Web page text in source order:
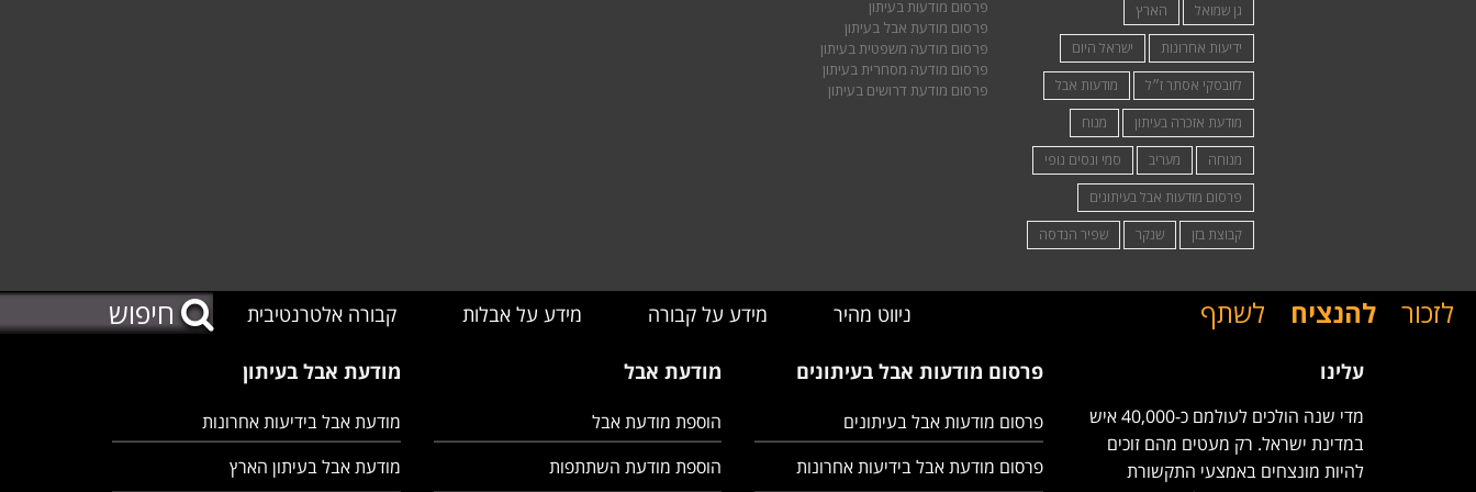
גן שמואל
הארץ
ידיעות אחרונות
ישראל היום
לזובסקי אסתר ז״ל
מודעות אבל
מודעת אזכרה בעיתון
מנוח
מנוחה
מעריב
סמי ונסים נופי
פרסום מודעות אבל בעיתונים
קבוצת בזן
שנקר שפיר הנדסה
פרסום מודעות בעיתון
פרסום מודעת אבל בעיתון
פרסום מודעה משפטית בעיתון
פרסום מודעה מסחרית בעיתון
פרסום מודעת דרושים בעיתון
ניווט מהיר מידע על קבורה מידע על אבלות קבורה אלטרנטיבית לזכור להנציח לשתף
עלינו
מדי שנה הולכים לעולמם כ-40,000 איש
במדינת ישראל. רק מעטים מהם זוכים
להיות מונצחים באמצעי התקשורת
פרסום מודעות אבל בעיתונים
פרסום מודעות אבל בעיתונים
פרסום מודעת אבל בידיעות אחרונות
מודעת אבל
הוספת מודעת אבל
הוספת מודעת השתתפות
מודעת אבל בעיתון
מודעת אבל בידיעות אחרונות
מודעת אבל בעיתון הארץ